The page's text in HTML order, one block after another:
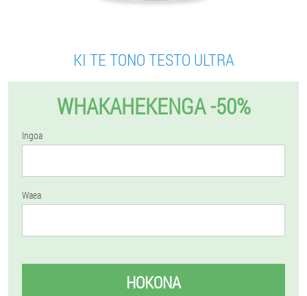
KI TE TONO TESTO ULTRA
WHAKAHEKENGA -50%
Ingoa
Waea
HOKONA